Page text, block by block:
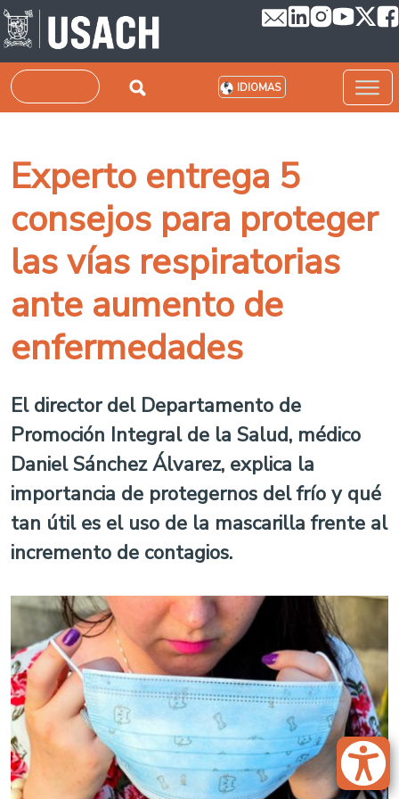
Pasar al contenido principal
Buscar IDIOMAS
Experto entrega 5
consejos para proteger
las vías respiratorias
ante aumento de
enfermedades
El director del Departamento de
Promoción Integral de la Salud, médico
Daniel Sánchez Álvarez, explica la
importancia de protegernos del frío y qué
tan útil es el uso de la mascarilla frente al
incremento de contagios.